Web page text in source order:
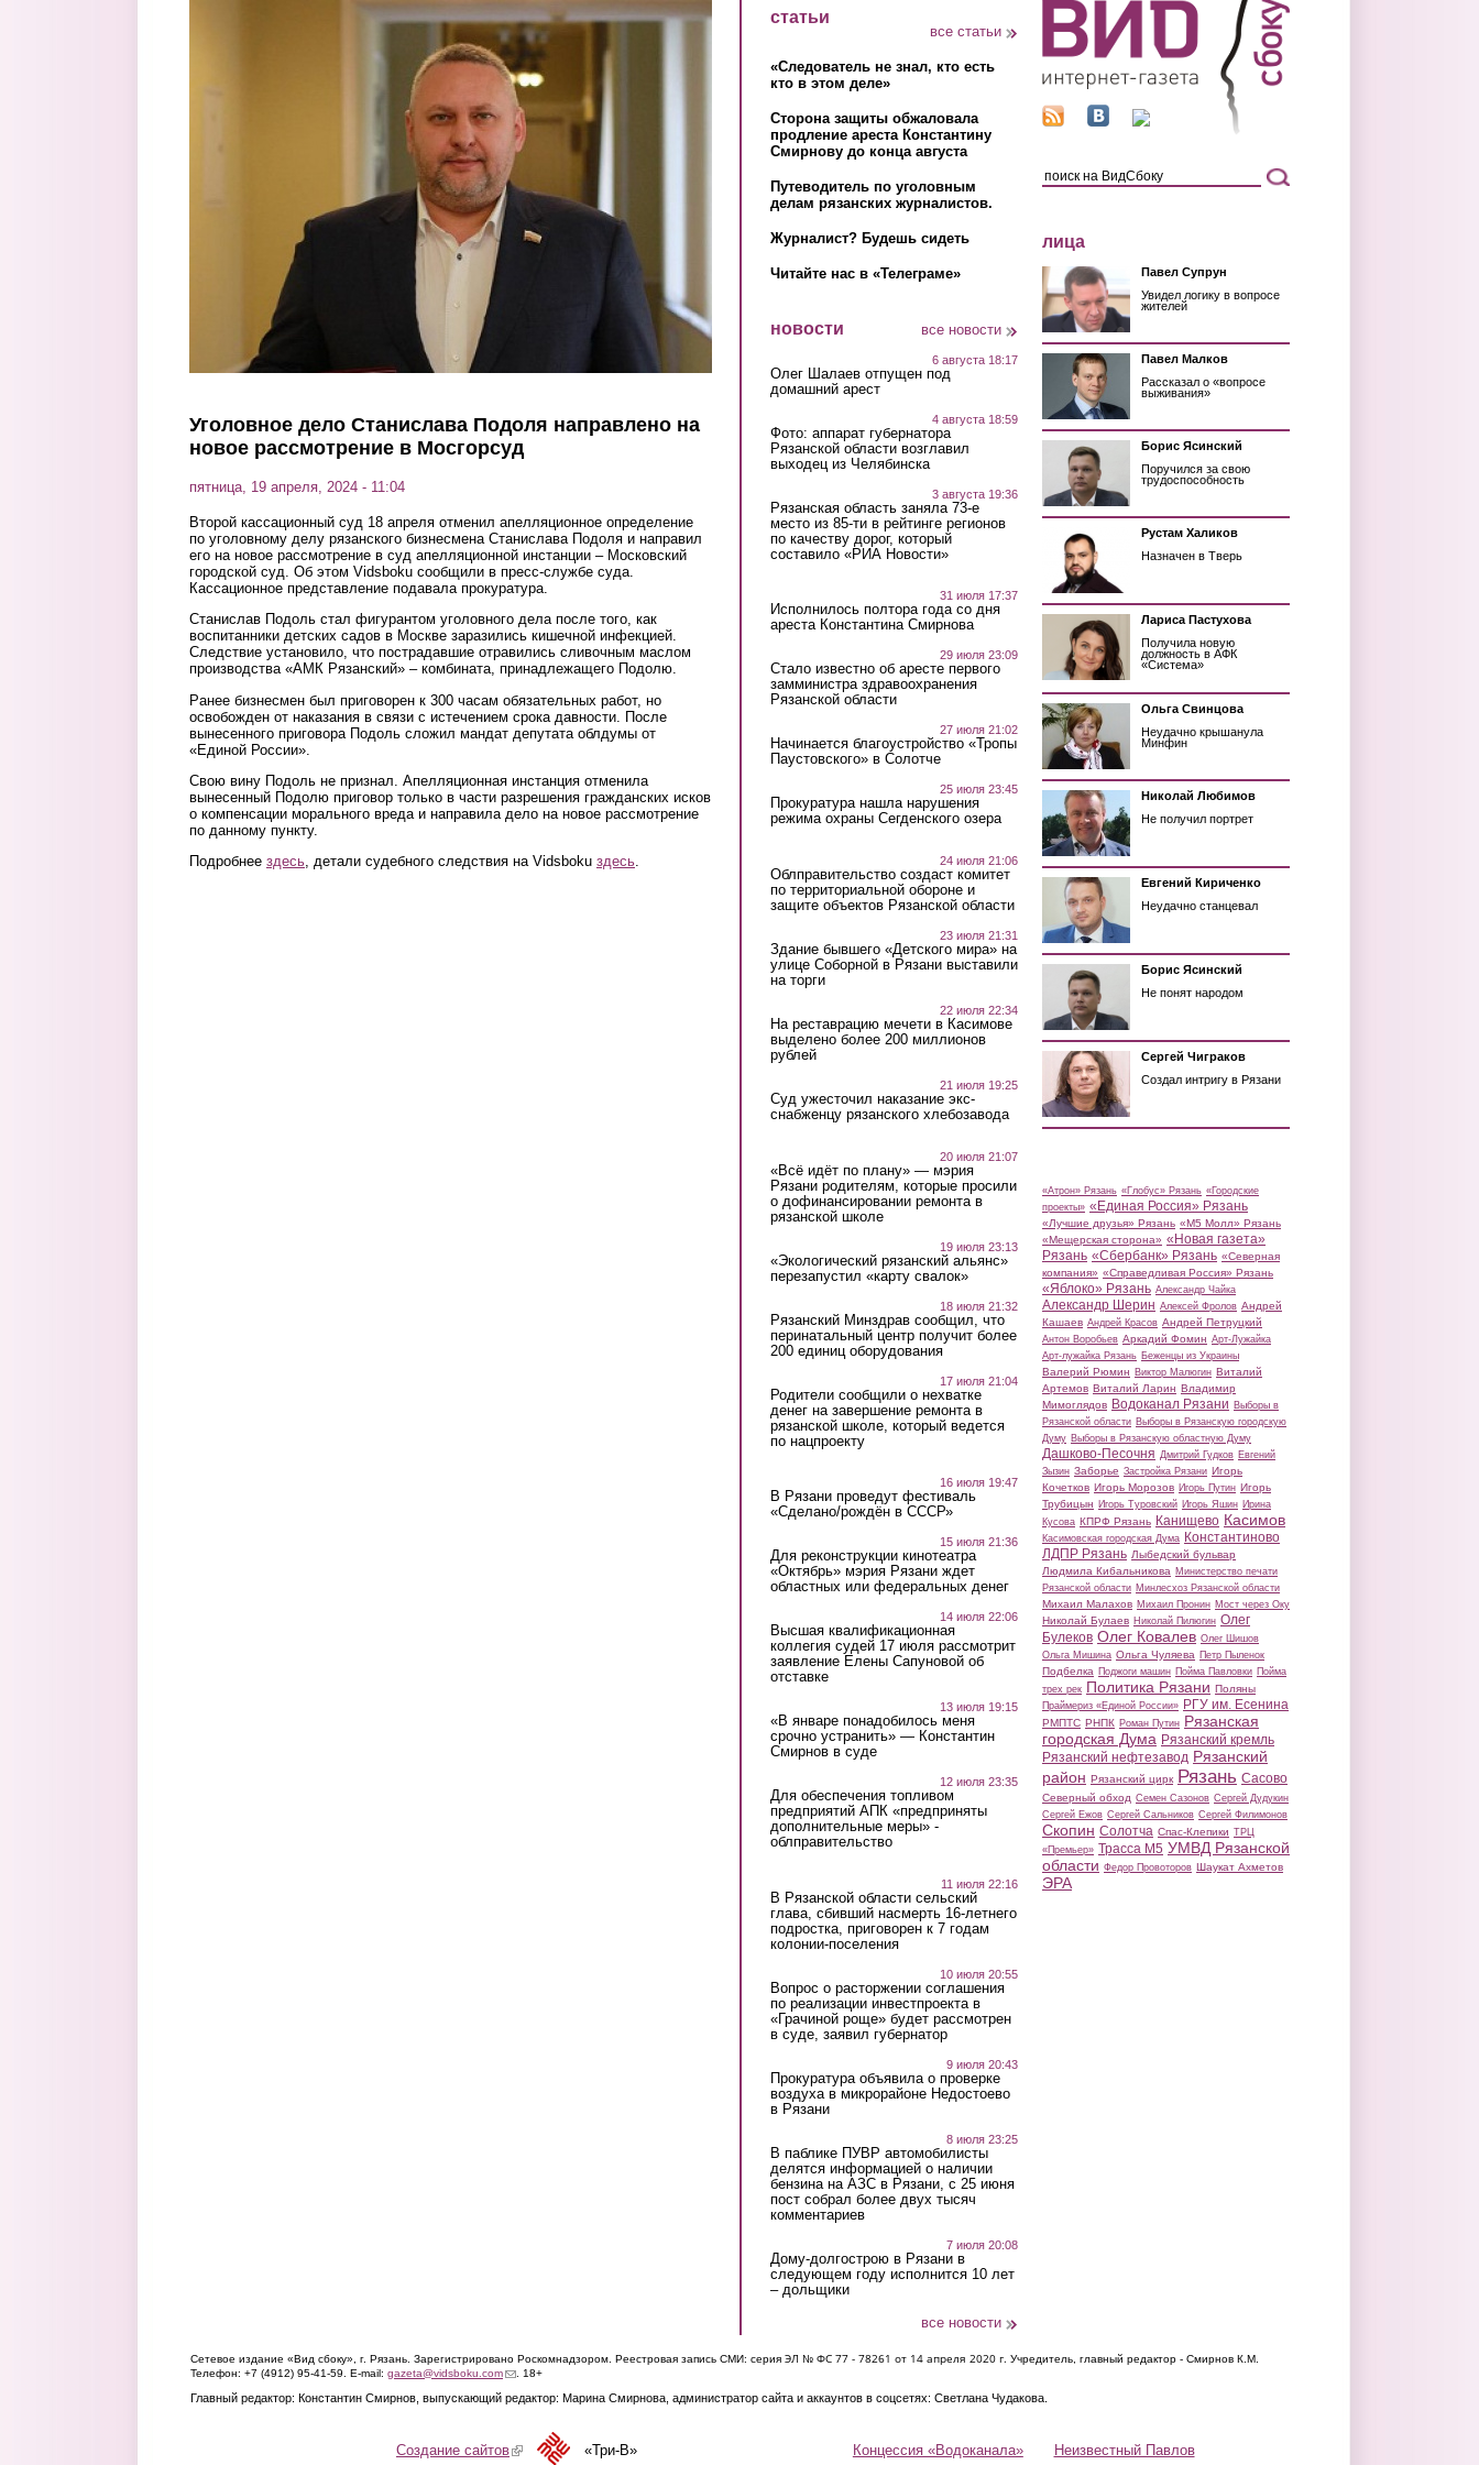
Уголовное дело Станислава Подоля направлено на
новое рассмотрение в Мосгорсуд
пятница, 19 апреля, 2024 - 11:04
Второй кассационный суд 18 апреля отменил апелляционное определение
по уголовному делу рязанского бизнесмена Станислава Подоля и направил
его на новое рассмотрение в суд апелляционной инстанции – Московский
городской суд. Об этом Vidsboku сообщили в пресс-службе суда.
Кассационное представление подавала прокуратура.
Станислав Подоль стал фигурантом уголовного дела после того, как
воспитанники детских садов в Москве заразились кишечной инфекцией.
Следствие установило, что пострадавшие отравились сливочным маслом
производства «АМК Рязанский» – комбината, принадлежащего Подолю.
Ранее бизнесмен был приговорен к 300 часам обязательных работ, но
освобожден от наказания в связи с истечением срока давности. После
вынесенного приговора Подоль сложил мандат депутата облдумы от
«Единой России».
Свою вину Подоль не признал. Апелляционная инстанция отменила
вынесенный Подолю приговор только в части разрешения гражданских исков
о компенсации морального вреда и направила дело на новое рассмотрение
по данному пункту.
Подробнее здесь, детали судебного следствия на Vidsboku здесь.
статьи
все статьи
«Следователь не знал, кто есть
кто в этом деле»
Сторона защиты обжаловала
продление ареста Константину
Смирнову до конца августа
Путеводитель по уголовным
делам рязанских журналистов.
Журналист? Будешь сидеть
Читайте нас в «Телеграме»
новости все новости
6 августа 18:17
Олег Шалаев отпущен под
домашний арест
4 августа 18:59
Фото: аппарат губернатора
Рязанской области возглавил
выходец из Челябинска
3 августа 19:36
Рязанская область заняла 73-е
место из 85-ти в рейтинге регионов
по качеству дорог, который
составило «РИА Новости»
31 июля 17:37
Исполнилось полтора года со дня
ареста Константина Смирнова
29 июля 23:09
Стало известно об аресте первого
замминистра здравоохранения
Рязанской области
27 июля 21:02
Начинается благоустройство «Тропы
Паустовского» в Солотче
25 июля 23:45
Прокуратура нашла нарушения
режима охраны Сегденского озера
24 июля 21:06
Облправительство создаст комитет
по территориальной обороне и
защите объектов Рязанской области
23 июля 21:31
Здание бывшего «Детского мира» на
улице Соборной в Рязани выставили
на торги
22 июля 22:34
На реставрацию мечети в Касимове
выделено более 200 миллионов
рублей
21 июля 19:25
Суд ужесточил наказание экс-
снабженцу рязанского хлебозавода
20 июля 21:07
«Всё идёт по плану» — мэрия
Рязани родителям, которые просили
о дофинансировании ремонта в
рязанской школе
19 июля 23:13
«Экологический рязанский альянс»
перезапустил «карту свалок»
18 июля 21:32
Рязанский Минздрав сообщил, что
перинатальный центр получит более
200 единиц оборудования
17 июля 21:04
Родители сообщили о нехватке
денег на завершение ремонта в
рязанской школе, который ведется
по нацпроекту
16 июля 19:47
В Рязани проведут фестиваль
«Сделано/рождён в СССР»
15 июля 21:36
Для реконструкции кинотеатра
«Октябрь» мэрия Рязани ждет
областных или федеральных денег
14 июля 22:06
Высшая квалификационная
коллегия судей 17 июля рассмотрит
заявление Елены Сапуновой об
отставке
13 июля 19:15
«В январе понадобилось меня
срочно устранить» — Константин
Смирнов в суде
12 июля 23:35
Для обеспечения топливом
предприятий АПК «предприняты
дополнительные меры» -
облправительство
11 июля 22:16
В Рязанской области сельский
глава, сбивший насмерть 16-летнего
подростка, приговорен к 7 годам
колонии-поселения
10 июля 20:55
Вопрос о расторжении соглашения
по реализации инвестпроекта в
«Грачиной роще» будет рассмотрен
в суде, заявил губернатор
9 июля 20:43
Прокуратура объявила о проверке
воздуха в микрорайоне Недостоево
в Рязани
8 июля 23:25
В паблике ПУВР автомобилисты
делятся информацией о наличии
бензина на АЗС в Рязани, с 25 июня
пост собрал более двух тысяч
комментариев
7 июля 20:08
Дому-долгострою в Рязани в
следующем году исполнится 10 лет
– дольщики
все новости
лица
Павел Супрун
Увидел логику в вопросе
жителей
Павел Малков
Рассказал о «вопросе
выживания»
Борис Ясинский
Поручился за свою
трудоспособность
Рустам Халиков
Назначен в Тверь
Лариса Пастухова
Получила новую
должность в АФК
«Система»
Ольга Свинцова
Неудачно крышанула
Минфин
Николай Любимов
Не получил портрет
Евгений Кириченко
Неудачно станцевал
Борис Ясинский
Не понят народом
Сергей Чиграков
Создал интригу в Рязани
«Атрон» Рязань «Глобус» Рязань «Городские
проекты» «Единая Россия» Рязань
«Лучшие друзья» Рязань «М5 Молл» Рязань
«Мещерская сторона» «Новая газета»
Рязань «Сбербанк» Рязань «Северная
компания» «Справедливая Россия» Рязань
«Яблоко» Рязань Александр Чайка
Александр Шерин Алексей Фролов Андрей
Кашаев Андрей Красов Андрей Петруцкий
Антон Воробьев Аркадий Фомин Арт-Лужайка
Арт-лужайка Рязань Беженцы из Украины
Валерий Рюмин Виктор Малюгин Виталий
Артемов Виталий Ларин Владимир
Мимоглядов Водоканал Рязани Выборы в
Рязанской области Выборы в Рязанскую городскую
Думу Выборы в Рязанскую областную Думу
Дашково-Песочня Дмитрий Гудков Евгений
Зызин Заборье Застройка Рязани Игорь
Кочетков Игорь Морозов Игорь Путин Игорь
Трубицын Игорь Туровский Игорь Яшин Ирина
Кусова КПРФ Рязань Канищево Касимов
Касимовская городская Дума Константиново
ЛДПР Рязань Лыбедский бульвар
Людмила Кибальникова Министерство печати
Рязанской области Минлесхоз Рязанской области
Михаил Малахов Михаил Пронин Мост через Оку
Николай Булаев Николай Пилюгин Олег
Булеков Олег Ковалев Олег Шишов
Ольга Мишина Ольга Чуляева Петр Пыленок
Подбелка Поджоги машин Пойма Павловки Пойма
трех рек Политика Рязани Поляны
Праймериз «Единой России» РГУ им. Есенина
РМПТС РНПК Роман Путин Рязанская
городская Дума Рязанский кремль
Рязанский нефтезавод Рязанский
район Рязанский цирк Рязань Сасово
Северный обход Семен Сазонов Сергей Дудукин
Сергей Ежов Сергей Сальников Сергей Филимонов
Скопин Солотча Спас-Клепики ТРЦ
«Премьер» Трасса М5 УМВД Рязанской
области Федор Провоторов Шаукат Ахметов
ЭРА
Сетевое издание «Вид сбоку», г. Рязань. Зарегистрировано Роскомнадзором. Реестровая запись СМИ: серия ЭЛ № ФС 77 - 78261 от 14 апреля 2020 г. Учредитель, главный редактор - Смирнов К.М.
Телефон: +7 (4912) 95-41-59. E-mail: gazeta@vidsboku.com(link sends e-mail)
. 18+
Главный редактор: Константин Смирнов, выпускающий редактор: Марина Смирнова, администратор сайта и аккаунтов в соцсетях: Светлана Чудакова.
Концессия «Водоканала» Неизвестный Павлов
Создание сайтов(link is external)«Три-В»